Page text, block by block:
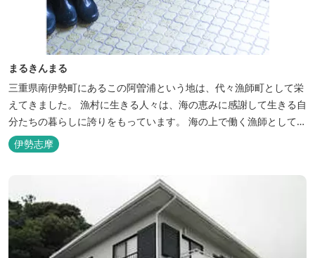
まるきんまる
三重県南伊勢町にあるこの阿曽浦という地は、代々漁師町として栄
えてきました。 漁村に生きる人々は、海の恵みに感謝して生きる自
分たちの暮らしに誇りをもっています。 海の上で働く漁師として、
自然とのかかわりを次世代につなぐ役割を果たすためにゲストハウ
スを始めました。 当ゲストハウスは一棟貸しです。 二階建ての一
軒家とウッドデッキ、 屋外リビングでゆったり過ごしていただけま
伊勢志摩